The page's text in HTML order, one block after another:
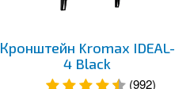
Кронштейн Kromax IDEAL-
4 Black
(992)